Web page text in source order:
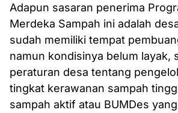
Adapun sasaran penerima
Merdeka Sampah ini adalah
sudah memiliki tempat
namun kondisinya belum layak,
peraturan desa tentang
tingkat kerawanan sampah
sampah aktif atau BUMDes